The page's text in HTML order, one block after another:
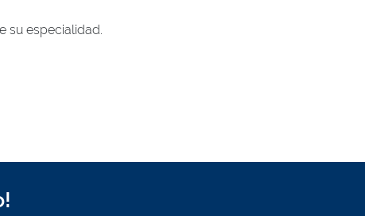
su especialidad.